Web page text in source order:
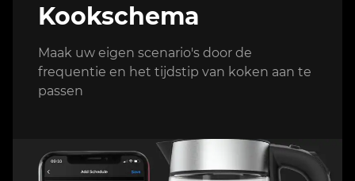
Kookschema
Maak uw eigen scenario's door de
frequentie en het tijdstip van koken aan te
passen